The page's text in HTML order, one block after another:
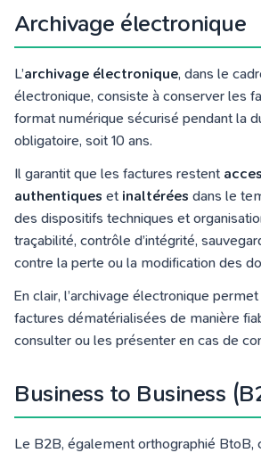
Archivage électronique
L’archivage électronique, dans le
électronique, consiste à conserver les
format numérique sécurisé pendant la
obligatoire, soit 10 ans.
Il garantit que les factures restent
authentiques et inaltérées dans le
des dispositifs techniques et
traçabilité, contrôle d’intégrité,
contre la perte ou la modification des
En clair, l’archivage électronique
factures dématérialisées de manière
consulter ou les présenter en cas de
Business to Business
Le B2B, également orthographié BtoB,